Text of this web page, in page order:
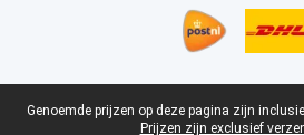
Juridische voettekst
Genoemde prijzen op deze pagina zijn
Prijzen zijn exclusief